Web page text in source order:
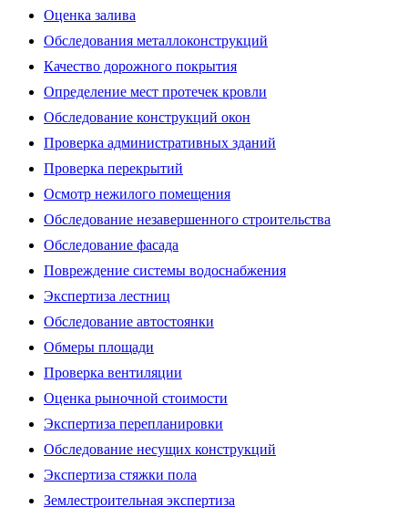
Оценка залива
Обследования металлоконструкций
Качество дорожного покрытия
Определение мест протечек кровли
Обследование конструкций окон
Проверка административных зданий
Проверка перекрытий
Осмотр нежилого помещения
Обследование незавершенного строительства
Обследование фасада
Повреждение системы водоснабжения
Экспертиза лестниц
Обследование автостоянки
Обмеры площади
Проверка вентиляции
Оценка рыночной стоимости
Экспертиза перепланировки
Обследование несущих конструкций
Экспертиза стяжки пола
Землестроительная экспертиза